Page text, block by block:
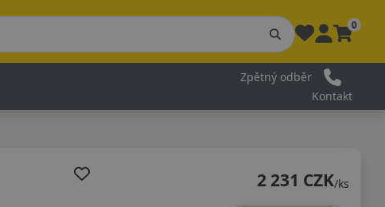
0
Zpětný odběr
Kontakt
2 231 CZK/ks